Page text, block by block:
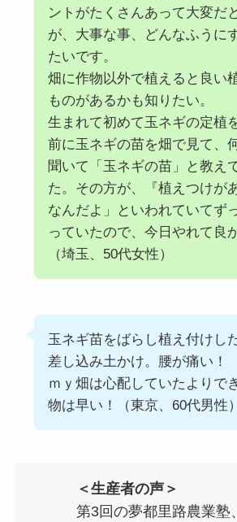
ントがたくさんあって大変だ
が、大事な事、どんなふうに
たいです。
畑に作物以外で植えると良い
ものがあるかも知りたい。
生まれて初めて玉ネギの定植
前に玉ネギの苗を畑で見て、
聞いて「玉ネギの苗」と教え
た。その方が、『植えつけが
なんだよ」といわれていてず
っていたので、今日やれて良
（埼玉、50代女性）
玉ネギ苗をばらし植え付けし
差し込み土かけ。腰が痛い！
ｍｙ畑は心配していたよりで
物は早い！（東京、60代男性
＜生産者の声＞
第3回の夢都里路農業塾